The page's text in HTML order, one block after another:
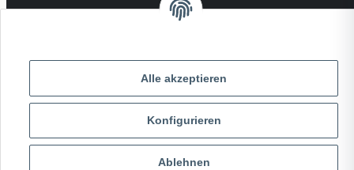
Alle akzeptieren
Konfigurieren
Ablehnen
ZAHLUNG:
* Alle Preise inkl. gesetzlicher USt., zzgl.Versand
© 2026 MCTRADE24. Alle Rechte vorbehalten.